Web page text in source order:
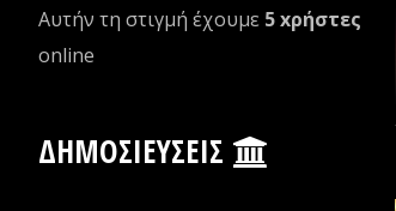
Αυτήν τη στιγμή έχουμε 5 xρήστες
οnline
ΔΗΜΟΣΙΕΎΣΕΙΣ